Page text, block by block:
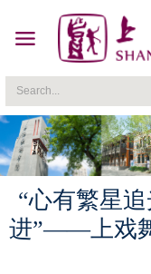
“心有繁星
进”——上戏